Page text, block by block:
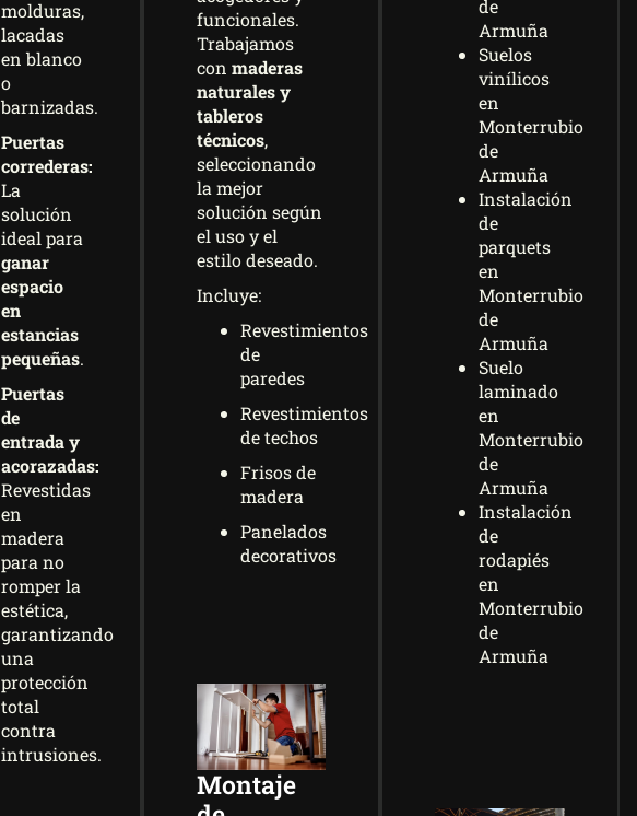
molduras,
lacadas
en blanco
o
barnizadas.
Puertas
correderas:
La
solución
ideal para
ganar
espacio
en
estancias
pequeñas.
Puertas
de
entrada y
acorazadas:
Revestidas
en
madera
para no
romper la
estética,
garantizando
una
protección
total
contra
intrusiones.
funcionales.
Trabajamos
con maderas
naturales y
tableros
técnicos,
seleccionando
la mejor
solución según
el uso y el
estilo deseado.
Incluye:
Revestimientos
de
paredes
Revestimientos
de techos
Frisos de
madera
Panelados
decorativos
Montaje
de
Armuña
Suelos
vinílicos
en
Monterrubio
de
Armuña
Instalación
de
parquets
en
Monterrubio
de
Armuña
Suelo
laminado
en
Monterrubio
de
Armuña
Instalación
de
rodapiés
en
Monterrubio
de
Armuña